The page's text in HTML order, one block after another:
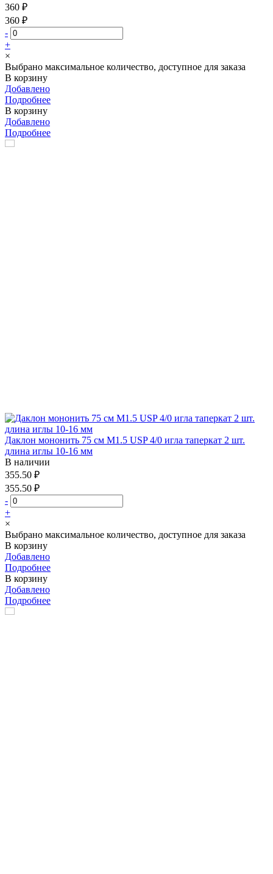
360 ₽
360 ₽
-
+
×
Выбрано максимальное количество, доступное для заказа
В корзину
Добавлено
Подробнее
В корзину
Добавлено
Подробнее
Даклон мононить 75 см М1.5 USP 4/0 игла таперкат 2 шт.
длина иглы 10-16 мм
В наличии
355.50 ₽
355.50 ₽
-
+
×
Выбрано максимальное количество, доступное для заказа
В корзину
Добавлено
Подробнее
В корзину
Добавлено
Подробнее